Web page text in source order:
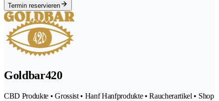
Termin reservieren
Goldbar420
CBD Produkte • Grossist • Hanf Hanfprodukte • Raucherartikel • Shop